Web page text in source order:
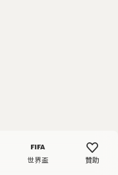
世界盃 贊助